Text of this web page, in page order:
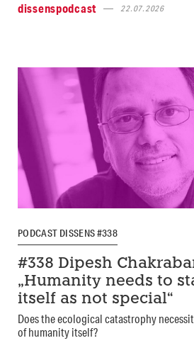
dissenspodcast
22.07.2026
PODCAST DISSENS #338
#338 Dipesh
„Humanity needs to
itself as not special“
Does the ecological catastrophy
of humanity itself?